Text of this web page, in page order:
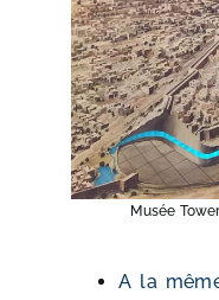
Musée
A la